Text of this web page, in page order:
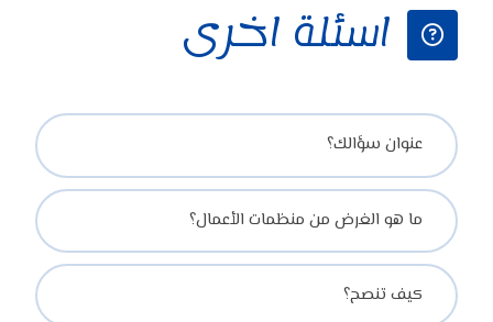
اسئلة اخرى
عنوان سؤالك؟
ما هو الغرض من منظمات الأعمال؟
كيف تنصح؟